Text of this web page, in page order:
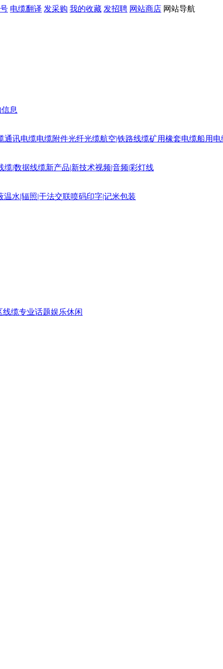
电缆翻译 发采购 我的收藏 发招聘 网站商店 网站导航
息
通讯电缆电缆附件光纤光缆航空|铁路线缆矿用橡套电缆船用电
缆|数据线缆新产品|新技术视频|音频|彩灯线
温水|辐照|干法交联喷码印字|记米包装
线缆专业话题娱乐休闲